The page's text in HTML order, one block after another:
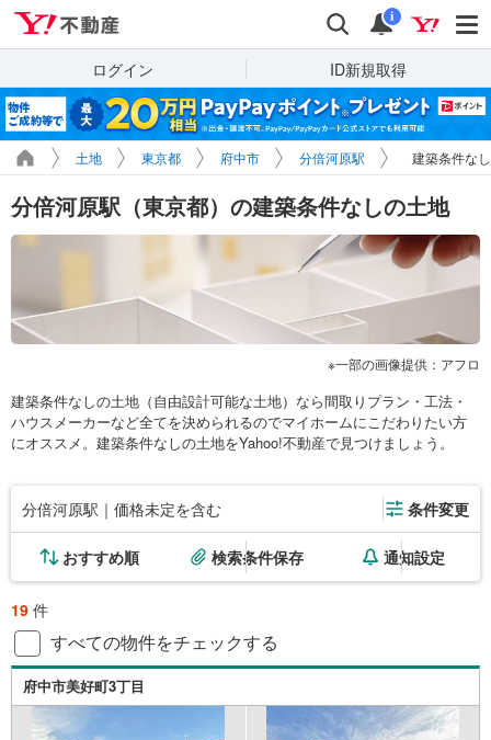
検索 通知
i
ログイン ID新規取得
土地 東京都 府中市 分倍河原駅 建築条件な
分倍河原駅（東京都）の建築条件なしの土地
一部の画像提供：アフロ
建築条件なしの土地（自由設計可能な土地）なら間取りプラン・工法・
ハウスメーカーなど全てを決められるのでマイホームにこだわりたい方
にオススメ。建築条件なしの土地をYahoo!不動産で見つけましょう。
分倍河原駅｜価格未定を含む 条件変更
おすすめ順 検索条件保存 通知設定
19 件
すべての物件をチェックする
府中市美好町3丁目